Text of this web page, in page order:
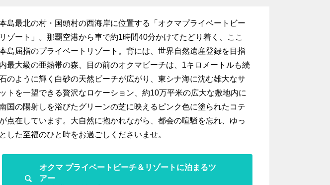
島最北の村・国頭村の西海岸に位置する「オクマプライベートビー
ゾート」。那覇空港から車で約1時間40分かけてたどり着く、ここ
島屈指のプライベートリゾート。背には、世界自然遺産登録を目指
最大級の亜熱帯の森、目の前のオクマビーチは、1キロメートルも続
のように輝く白砂の天然ビーチが広がり、東シナ海に沈む雄大なサ
トを一望できる贅沢なロケーション、約10万平米の広大な敷地内に
国の陽射しを浴びたグリーンの芝に映えるピンク色に塗られたコテ
点在しています。大自然に抱かれながら、都会の喧騒を忘れ、ゆっ
した至福のひと時をお過ごしくださいませ。
オクマ プライベートビーチ＆リゾートに泊まるツ
アー